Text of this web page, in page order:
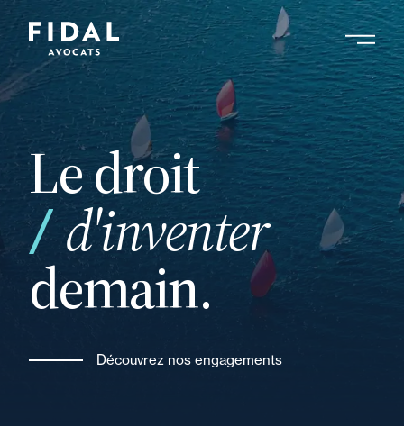
Aller
au
contenu
principalRechercher un mot clé, un professionnel ....
Le droit
d'inventer
demain.
Découvrez nos engagements
votre